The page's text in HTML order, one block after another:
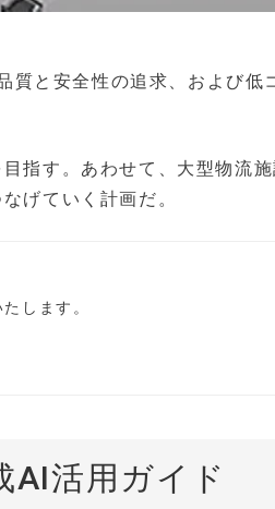
質と安全性の追求、および低
指す。あわせて、大型物流
げていく計画だ。
します。
AI活用ガイド